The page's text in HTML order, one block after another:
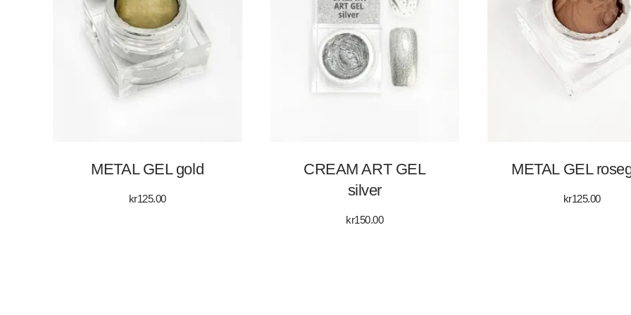
METAL GEL gold
kr125.00
CREAM ART GEL
silver
kr150.00
METAL GEL
kr125.00